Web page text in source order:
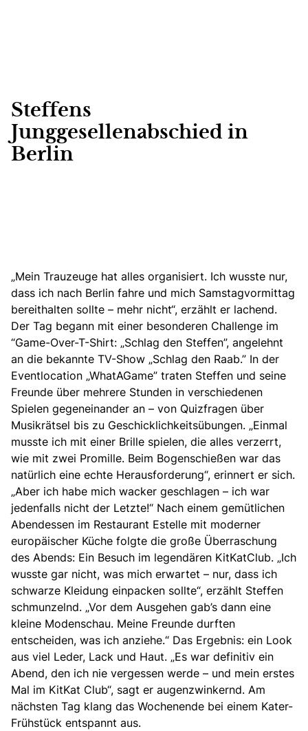
Steffens
Junggesellenabschied in
Berlin
„Mein Trauzeuge hat alles organisiert. Ich wusste nur,
dass ich nach Berlin fahre und mich Samstagvormittag
bereithalten sollte – mehr nicht“, erzählt er lachend.
Der Tag begann mit einer besonderen Challenge im
“Game-Over-T-Shirt: „Schlag den Steffen”, angelehnt
an die bekannte TV-Show „Schlag den Raab.” In der
Eventlocation „WhatAGame” traten Steffen und seine
Freunde über mehrere Stunden in verschiedenen
Spielen gegeneinander an – von Quizfragen über
Musikrätsel bis zu Geschicklichkeitsübungen. „Einmal
musste ich mit einer Brille spielen, die alles verzerrt,
wie mit zwei Promille. Beim Bogenschießen war das
natürlich eine echte Herausforderung“, erinnert er sich.
„Aber ich habe mich wacker geschlagen – ich war
jedenfalls nicht der Letzte!“ Nach einem gemütlichen
Abendessen im Restaurant Estelle mit moderner
europäischer Küche folgte die große Überraschung
des Abends: Ein Besuch im legendären KitKatClub. „Ich
wusste gar nicht, was mich erwartet – nur, dass ich
schwarze Kleidung einpacken sollte“, erzählt Steffen
schmunzelnd. „Vor dem Ausgehen gab’s dann eine
kleine Modenschau. Meine Freunde durften
entscheiden, was ich anziehe.“ Das Ergebnis: ein Look
aus viel Leder, Lack und Haut. „Es war definitiv ein
Abend, den ich nie vergessen werde – und mein erstes
Mal im KitKat Club“, sagt er augenzwinkernd. Am
nächsten Tag klang das Wochenende bei einem Kater-
Frühstück entspannt aus.